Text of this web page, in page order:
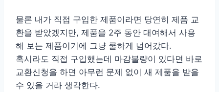
물론 내가 직접 구입한 제품이라면 당연히 제품 교
환을 받았겠지만, 제품을 2주 동안 대여해서 사용
해 보는 제품이기에 그냥 쿨하게 넘어갔다.
혹시라도 직접 구입했는데 마감불량이 있다면 바로
교환신청을 하면 아무런 문제 없이 새 제품을 받을
수 있을 거라 생각한다.